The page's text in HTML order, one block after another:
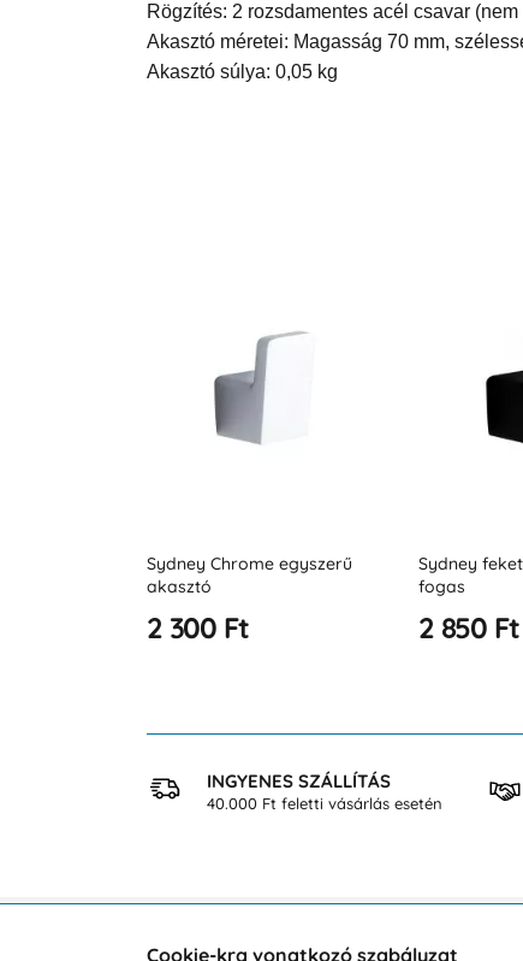
Rögzítés: 2 rozsdamentes acél csavar (nem
Akasztó méretei: Magasság 70 mm,
Akasztó súlya: 0,05 kg
Sydney fekete egyszerű
fogas
2 850 Ft
Egyszerű
akasztó HIT
3 964 Ft
INGYENES SZÁLLÍTÁS
40.000 Ft feletti vásárlás esetén
Cookie-kra vonatkozó szabályzat